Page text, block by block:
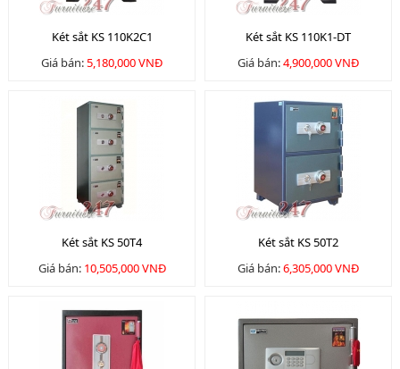
Két sắt KS 110K2C1
Giá bán:5,180,000 VNĐ
Két sắt KS 110K1-DT
Giá bán:4,900,000 VNĐ
Két sắt KS 50T4
Giá bán: 10,505,000 VNĐ
Két sắt KS 50T2
Giá bán:6,305,000 VNĐ